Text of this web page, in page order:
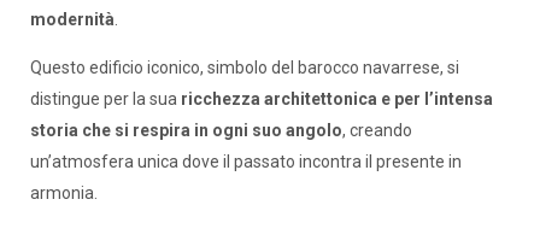
modernità.
Questo edificio iconico, simbolo del barocco navarrese, si
distingue per la sua ricchezza architettonica e per l’intensa
storia che si respira in ogni suo angolo, creando
un’atmosfera unica dove il passato incontra il presente in
armonia.